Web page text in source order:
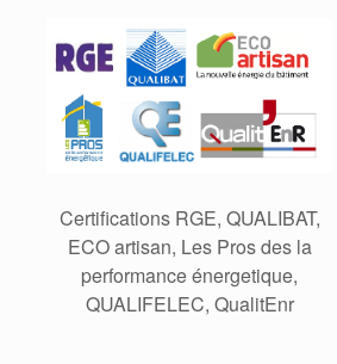
Certifications RGE, QUALIBAT,
ECO artisan, Les Pros des la
performance énergetique,
QUALIFELEC, QualitEnr